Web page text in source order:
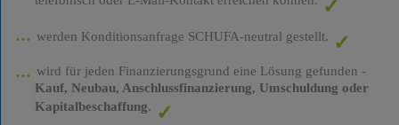
werden Konditionsanfrage SCHUFA-neutral gestellt.
wird für jeden Finanzierungsgrund eine Lösung gefunden -
Kauf, Neubau, Anschlussfinanzierung, Umschuldung oder
Kapitalbeschaffung.